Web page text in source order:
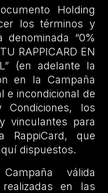
Holding
los términos y
denominada “0%
RAPPICARD EN
(en adelante la
en la Campaña
e incondicional de
los
vinculantes para
RappiCard, que
dispuestos.
Campaña válida
en las